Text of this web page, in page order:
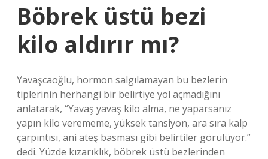
Böbrek üstü bezi
kilo aldırır mı?
Yavaşcaoğlu, hormon salgılamayan bu bezlerin
tiplerinin herhangi bir belirtiye yol açmadığını
anlatarak, “Yavaş yavaş kilo alma, ne yaparsanız
yapın kilo verememe, yüksek tansiyon, ara sıra kalp
çarpıntısı, ani ateş basması gibi belirtiler görülüyor.”
dedi. Yüzde kızarıklık, böbrek üstü bezlerinden